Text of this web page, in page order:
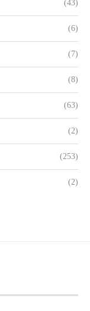
(43)
(6)
(7)
(8)
(63)
(2)
(253)
(2)